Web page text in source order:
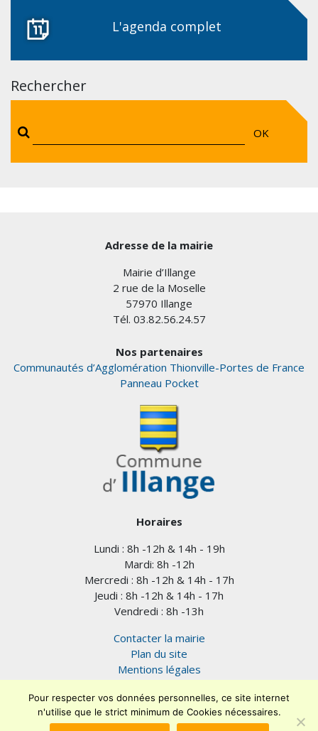
L'agenda complet
Rechercher
OK
Adresse de la mairie
Mairie d’Illange
2 rue de la Moselle
57970 Illange
Tél. 03.82.56.24.57
Nos partenaires
Communautés d’Agglomération Thionville-Portes de France
Panneau Pocket
Horaires
Lundi : 8h -12h & 14h - 19h
Mardi: 8h -12h
Mercredi : 8h -12h & 14h - 17h
Jeudi : 8h -12h & 14h - 17h
Vendredi : 8h -13h
Contacter la mairie
Plan du site
Mentions légales
Accessibilité (en cours)
Pour respecter vos données personnelles, ce site internet
n'utilise que le strict minimum de Cookies nécessaires.